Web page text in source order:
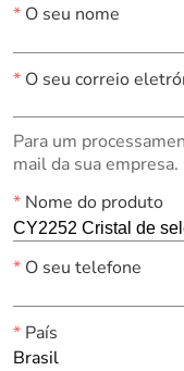
*O seu nome
*O seu correio
Para um
mail da sua empresa.
*Nome do produto
*O seu telefone
*País
Brasil